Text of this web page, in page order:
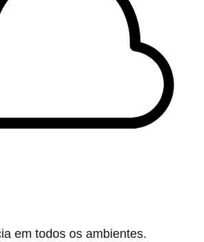
em todos os ambientes.